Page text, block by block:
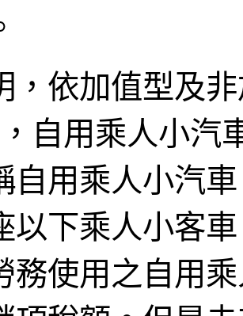
，依加值型及
自用乘人小汽
自用乘人小汽
以下乘人小客
務使用之自用